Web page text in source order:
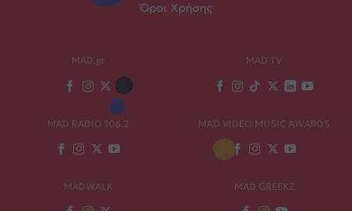
Όροι Χρήσης
MAD.gr MAD TV
MAD RADIO 106,2 MAD VIDEO MUSIC AWARDS
MADWALK MAD GREEKZ